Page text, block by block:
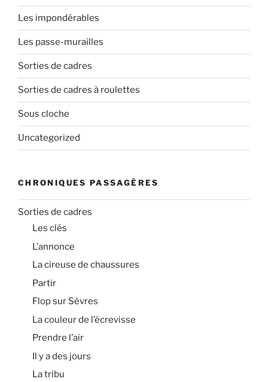
Les impondérables
Les passe-murailles
Sorties de cadres
Sorties de cadres à roulettes
Sous cloche
Uncategorized
CHRONIQUES PASSAGÈRES
Sorties de cadres
Les clés
L’annonce
La cireuse de chaussures
Partir
Flop sur Sèvres
La couleur de l’écrevisse
Prendre l’air
Il y a des jours
La tribu